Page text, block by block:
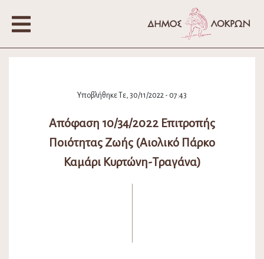
Υποβλήθηκε Τε, 30/11/2022 - 07:43
Απόφαση 10/34/2022 Επιτροπής
Ποιότητας Ζωής (Αιολικό Πάρκο
Καμάρι Κυρτώνη-Τραγάνα)